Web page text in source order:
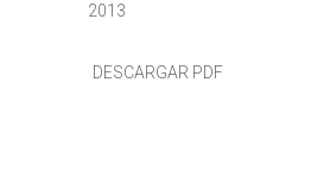
2013
DESCARGAR PDF